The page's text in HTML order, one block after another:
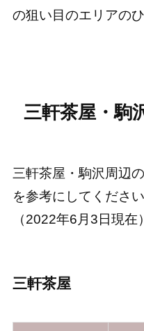
の狙い目のエリアの
三軒茶屋・駒
三軒茶屋・駒沢周辺
を参考にしてください
（2022年6月3日現在）
三軒茶屋